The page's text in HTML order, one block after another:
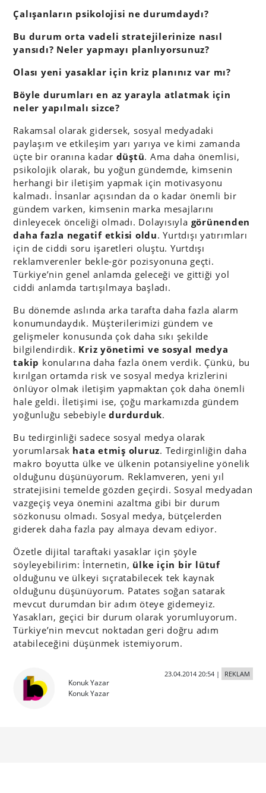
Çalışanların psikolojisi ne durumdaydı?
Bu durum orta vadeli stratejilerinize nasıl
yansıdı? Neler yapmayı planlıyorsunuz?
Olası yeni yasaklar için kriz planınız var mı?
Böyle durumları en az yarayla atlatmak için
neler yapılmalı sizce?
Rakamsal olarak gidersek, sosyal medyadaki
paylaşım ve etkileşim yarı yarıya ve kimi zamanda
üçte bir oranına kadar düştü. Ama daha önemlisi,
psikolojik olarak, bu yoğun gündemde, kimsenin
herhangi bir iletişim yapmak için motivasyonu
kalmadı. İnsanlar açısından da o kadar önemli bir
gündem varken, kimsenin marka mesajlarını
dinleyecek önceliği olmadı. Dolayısıyla görünenden
daha fazla negatif etkisi oldu. Yurtdışı yatırımları
için de ciddi soru işaretleri oluştu. Yurtdışı
reklamverenler bekle-gör pozisyonuna geçti.
Türkiye’nin genel anlamda geleceği ve gittiği yol
ciddi anlamda tartışılmaya başladı.
Bu dönemde aslında arka tarafta daha fazla alarm
konumundaydık. Müşterilerimizi gündem ve
gelişmeler konusunda çok daha sıkı şekilde
bilgilendirdik. Kriz yönetimi ve sosyal medya
takip konularına daha fazla önem verdik. Çünkü, bu
kırılgan ortamda risk ve sosyal medya krizlerini
önlüyor olmak iletişim yapmaktan çok daha önemli
hale geldi. İletişimi ise, çoğu markamızda gündem
yoğunluğu sebebiyledurdurduk.
Bu tedirginliği sadece sosyal medya olarak
yorumlarsak hata etmiş oluruz. Tedirginliğin daha
makro boyutta ülke ve ülkenin potansiyeline yönelik
olduğunu düşünüyorum. Reklamveren, yeni yıl
stratejisini temelde gözden geçirdi. Sosyal medyadan
vazgeçiş veya önemini azaltma gibi bir durum
sözkonusu olmadı. Sosyal medya, bütçelerden
giderek daha fazla pay almaya devam ediyor.
Özetle dijital taraftaki yasaklar için şöyle
söyleyebilirim: İnternetin, ülke için bir lütuf
olduğunu ve ülkeyi sıçratabilecek tek kaynak
olduğunu düşünüyorum. Patates soğan satarak
mevcut durumdan bir adım öteye gidemeyiz.
Yasakları, geçici bir durum olarak yorumluyorum.
Türkiye’nin mevcut noktadan geri doğru adım
atabileceğini düşünmek istemiyorum.
Konuk Yazar
Konuk Yazar
23.04.2014 20:54| REKLAM